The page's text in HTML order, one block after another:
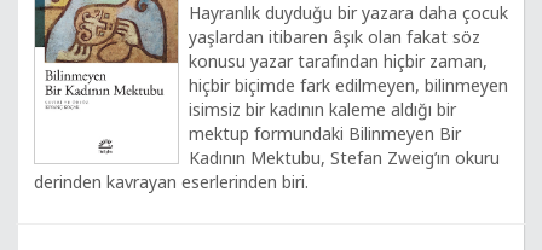
Hayranlık duyduğu bir yazara daha çocuk
yaşlardan itibaren âşık olan fakat söz
konusu yazar tarafından hiçbir zaman,
hiçbir biçimde fark edilmeyen, bilinmeyen
isimsiz bir kadının kaleme aldığı bir
mektup formundaki Bilinmeyen Bir
Kadının Mektubu, Stefan Zweig’ın okuru
derinden kavrayan eserlerinden biri.